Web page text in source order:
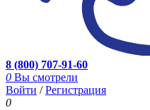
8 (800) 707-91-60
0 Вы смотрели
Войти /Регистрация
0